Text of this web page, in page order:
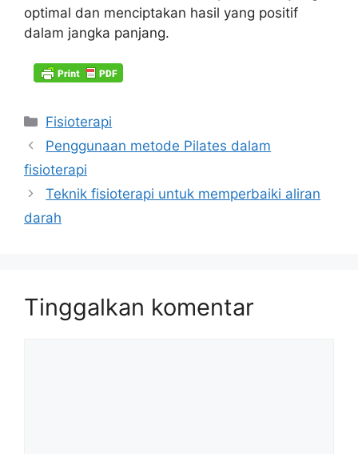
optimal dan menciptakan hasil yang positif
dalam jangka panjang.
Kategori
Fisioterapi
Penggunaan metode Pilates dalam
fisioterapi
Teknik fisioterapi untuk memperbaiki aliran
darah
Tinggalkan komentar